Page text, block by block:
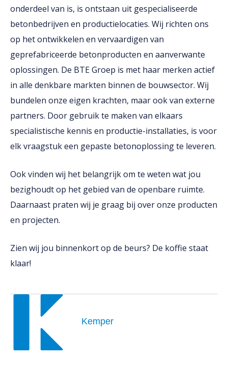
onderdeel van is, is ontstaan uit gespecialiseerde
betonbedrijven en productielocaties. Wij richten ons
op het ontwikkelen en vervaardigen van
geprefabriceerde betonproducten en aanverwante
oplossingen. De BTE Groep is met haar merken actief
in alle denkbare markten binnen de bouwsector. Wij
bundelen onze eigen krachten, maar ook van externe
partners. Door gebruik te maken van elkaars
specialistische kennis en productie-installaties, is voor
elk vraagstuk een gepaste betonoplossing te leveren.
Ook vinden wij het belangrijk om te weten wat jou
bezighoudt op het gebied van de openbare ruimte.
Daarnaast praten wij je graag bij over onze producten
en projecten.
Zien wij jou binnenkort op de beurs? De koffie staat
klaar!
Kemper